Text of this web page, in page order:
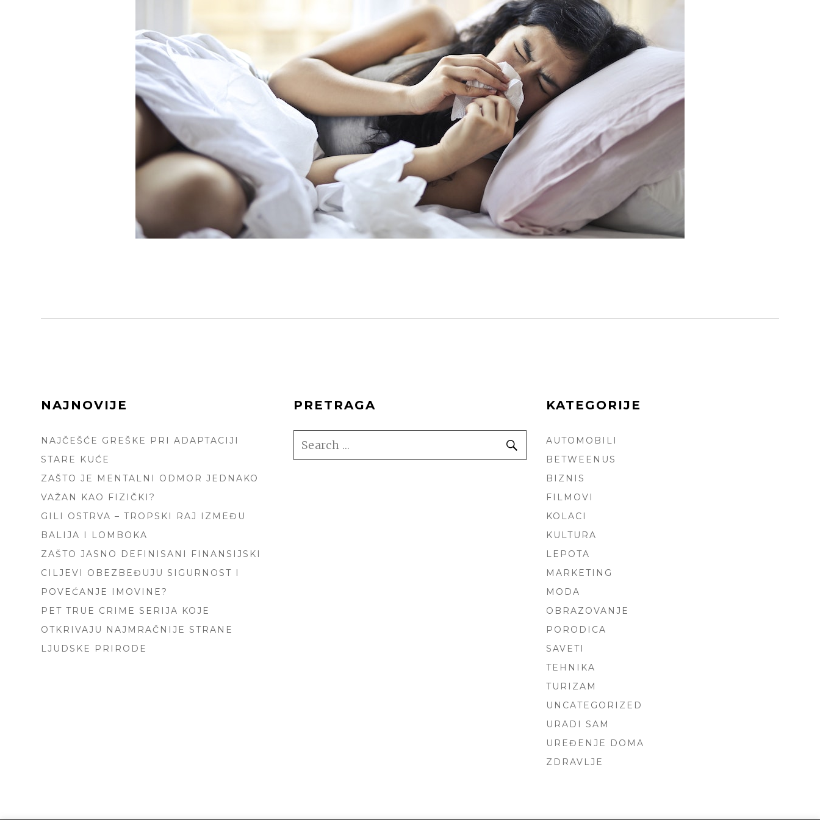
FOOTER
NAJNOVIJE
NAJČEŠĆE GREŠKE PRI ADAPTACIJI
STARE KUĆE
ZAŠTO JE MENTALNI ODMOR JEDNAKO
VAŽAN KAO FIZIČKI?
GILI OSTRVA – TROPSKI RAJ IZMEĐU
BALIJA I LOMBOKA
ZAŠTO JASNO DEFINISANI FINANSIJSKI
CILJEVI OBEZBEĐUJU SIGURNOST I
POVEĆANJE IMOVINE?
PET TRUE CRIME SERIJA KOJE
OTKRIVAJU NAJMRAČNIJE STRANE
LJUDSKE PRIRODE
PRETRAGA
SEARCH
FOR:
SEARCH
KATEGORIJE
AUTOMOBILI
BETWEENUS
BIZNIS
FILMOVI
KOLACI
KULTURA
LEPOTA
MARKETING
MODA
OBRAZOVANJE
PORODICA
SAVETI
TEHNIKA
TURIZAM
UNCATEGORIZED
URADI SAM
UREĐENJE DOMA
ZDRAVLJE